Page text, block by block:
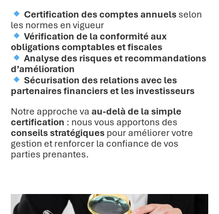
Certification des comptes annuels selon
les normes en vigueur
Vérification de la conformité aux
obligations comptables et fiscales
Analyse des risques et recommandations
d’amélioration
Sécurisation des relations avec les
partenaires financiers et les investisseurs
Notre approche va au-delà de la simple
certification : nous vous apportons des
conseils stratégiques pour améliorer votre
gestion et renforcer la confiance de vos
parties prenantes.